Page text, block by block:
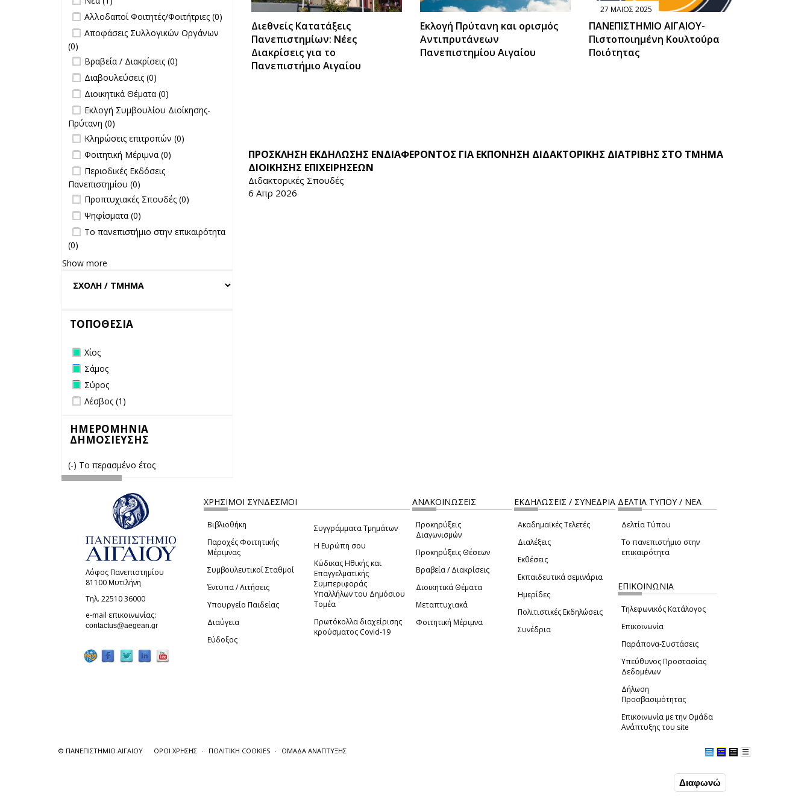
Διεθνείς Κατατάξεις
Πανεπιστημίων: Νέες
Διακρίσεις για το
Πανεπιστήμιο Αιγαίου
Εκλογή Πρύτανη και ορισμός
Αντιπρυτάνεων
Πανεπιστημίου Αιγαίου
27 ΜΑΙΟΣ 2025
ΠΑΝΕΠΙΣΤΗΜΙΟ ΑΙΓΑΙΟΥ-
Πιστοποιημένη Κουλτούρα
Ποιότητας
ΠΡΟΣΚΛΗΣΗ ΕΚΔΗΛΩΣΗΣ ΕΝΔΙΑΦΕΡΟΝΤΟΣ ΓΙΑ ΕΚΠΟΝΗΣΗ ΔΙΔΑΚΤΟΡΙΚΗΣ ΔΙΑΤΡΙΒΗΣ ΣΤΟ ΤΜΗΜΑ
ΔΙΟΙΚΗΣΗΣ ΕΠΙΧΕΙΡΗΣΕΩΝ
Διδακτορικές Σπουδές
6 Απρ 2026
undefined
Αλλοδαποί Φοιτητές/Φοιτήτριες (0)
undefined
Αποφάσεις Συλλογικών Οργάνων
(0)
undefined
Βραβεία / Διακρίσεις (0)
undefined
Διαβουλεύσεις (0)
undefined
Διοικητικά Θέματα (0)
undefined
Εκλογή Συμβουλίου Διοίκησης-
Πρύτανη (0)
undefined
Κληρώσεις επιτροπών (0)
undefined
Φοιτητική Μέριμνα (0)
undefined
Περιοδικές Εκδόσεις
Πανεπιστημίου (0)
undefined
Προπτυχιακές Σπουδές (0)
undefined
Ψηφίσματα (0)
undefined
Το πανεπιστήμιο στην επικαιρότητα
(0)
Show more
ΤΟΠΟΘΕΣΙΑ
Remove Χίος filter
Χίος
Remove Σάμος filter
Σάμος
Remove Σύρος filter
Σύρος
Apply Λέσβος filter
Λέσβος (1)
ΗΜΕΡΟΜΗΝΙΑ
ΔΗΜΟΣΙΕΥΣΗΣ
(-) Remove Το περασμένο έτος filter
Το περασμένο έτος
Λόφος Πανεπιστημίου
81100 Μυτιλήνη
Τηλ. 22510 36000
e-mail επικοινωνίας:
contactus@aegean.gr (link sends e-mail)
ΧΡΗΣΙΜΟΙ ΣΥΝΔΕΣΜΟΙ
Βιβλιοθήκη
Παροχές Φοιτητικής
Μέριμνας
Συμβουλευτικοί Σταθμοί
Έντυπα / Αιτήσεις
Υπουργείο Παιδείας
Διαύγεια
Εύδοξος
Συγγράμματα Τμημάτων
Η Ευρώπη σου
Κώδικας Ηθικής και
Επαγγελματικής
Συμπεριφοράς
Υπαλλήλων του Δημόσιου
Τομέα
Πρωτόκολλα διαχείρισης
κρούσματος Covid-19
ΑΝΑΚΟΙΝΩΣΕΙΣ
Προκηρύξεις
Διαγωνισμών
Προκηρύξεις Θέσεων
Βραβεία / Διακρίσεις
Διοικητικά Θέματα
Μεταπτυχιακά
Φοιτητική Μέριμνα
ΕΚΔΗΛΩΣΕΙΣ / ΣΥΝΕΔΡΙΑ
Ακαδημαϊκές Τελετές
Διαλέξεις
Εκθέσεις
Εκπαιδευτικά σεμινάρια
Ημερίδες
Πολιτιστικές Εκδηλώσεις
Συνέδρια
ΔΕΛΤΙΑ ΤΥΠΟΥ / ΝΕΑ
Δελτία Τύπου
Το πανεπιστήμιο στην
επικαιρότητα
ΕΠΙΚΟΙΝΩΝΙΑ
Τηλεφωνικός Κατάλογος
Επικοινωνία
Παράπονα-Συστάσεις
Υπεύθυνος Προστασίας
Δεδομένων
Δήλωση
Προσβασιμότητας
Επικοινωνία με την Ομάδα
Ανάπτυξης του site
© ΠΑΝΕΠΙΣΤΗΜΙΟ ΑΙΓΑΙΟΥ ΟΡΟΙ ΧΡΗΣΗΣ ΠΟΛΙΤΙΚΗ COOKIES ΟΜΑΔΑ ΑΝΑΠΤΥΞΗΣ
Διαφωνώ